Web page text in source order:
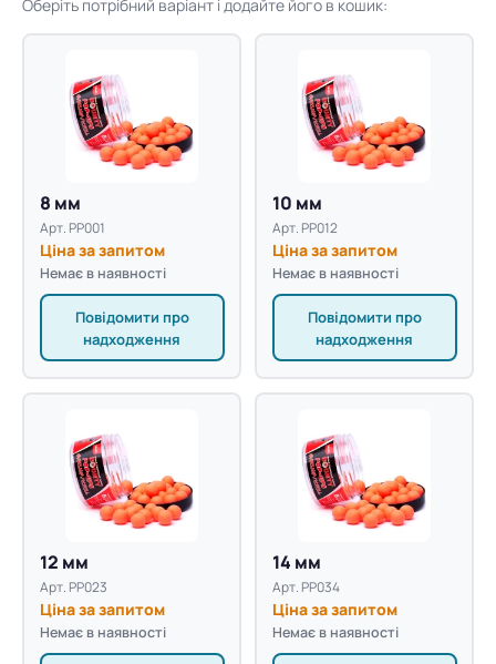
Оберіть потрібний варіант і додайте його в кошик:
8 мм
Арт. PP001
Ціна за запитом
Немає в наявності
Повідомити про
надходження
10 мм
Арт. PP012
Ціна за запитом
Немає в наявності
Повідомити про
надходження
12 мм
Арт. PP023
Ціна за запитом
Немає в наявності
14 мм
Арт. PP034
Ціна за запитом
Немає в наявності